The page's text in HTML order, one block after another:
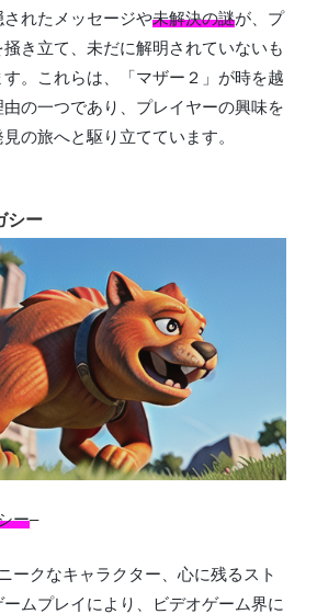
されたメッセージや未解決の謎が、プ
き立て、未だに解明されていないも
。これらは、「マザー２」が時を越
の一つであり、プレイヤーの興味を
の旅へと駆り立てています。
シー
ー–
ークなキャラクター、心に残るスト
ムプレイにより、ビデオゲーム界に